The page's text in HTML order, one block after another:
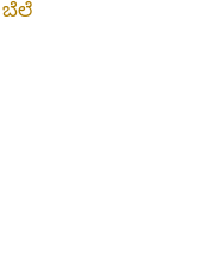
ಬೆಲೆ